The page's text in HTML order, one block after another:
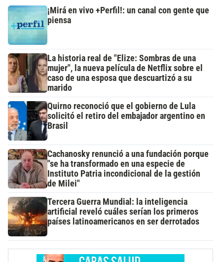
¡Mirá en vivo +Perfil!: un canal con gente que
piensa
La historia real de "Elize: Sombras de una
mujer", la nueva película de Netflix sobre el
caso de una esposa que descuartizó a su
marido
Quirno reconoció que el gobierno de Lula
solicitó el retiro del embajador argentino en
Brasil
Cachanosky renunció a una fundación porque
"se ha transformado en una especie de
Instituto Patria incondicional de la gestión
de Milei"
Tercera Guerra Mundial: la inteligencia
artificial reveló cuáles serían los primeros
países latinoamericanos en ser derrotados